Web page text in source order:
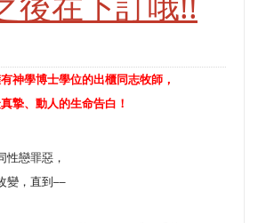
神學博士學位的出櫃同志牧師，
摯、動人的生命告白！
戀罪惡，
，直到 ──